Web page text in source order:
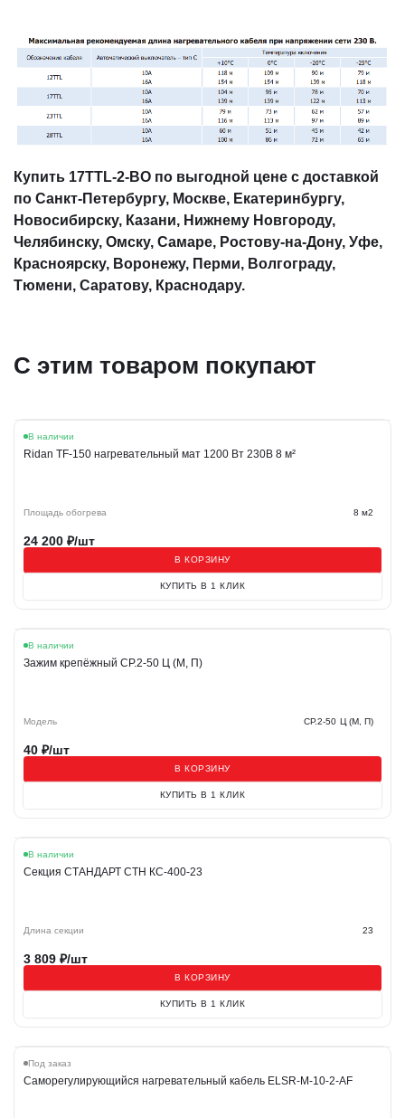
Купить 17TTL-2-BO по выгодной цене с доставкой
по Санкт-Петербургу, Москве, Екатеринбургу,
Новосибирску, Казани, Нижнему Новгороду,
Челябинску, Омску, Самаре, Ростову-на-Дону, Уфе,
Красноярску, Воронежу, Перми, Волгограду,
Тюмени, Саратову, Краснодару.
С этим товаром покупают
В наличии
Ridan TF-150 нагревательный мат 1200 Вт 230В 8 м²
Площадь обогрева 8 м2
24 200 ₽/шт
В КОРЗИНУ
КУПИТЬ В 1 КЛИК
В наличии
Зажим крепёжный СР.2-50 Ц (М, П)
Модель СР.2-50 Ц (М, П)
40 ₽/шт
В КОРЗИНУ
КУПИТЬ В 1 КЛИК
В наличии
Секция СТАНДАРТ СТН КС-400-23
Длина секции 23
3 809 ₽/шт
В КОРЗИНУ
КУПИТЬ В 1 КЛИК
Хит
Под заказ
Саморегулирующийся нагревательный кабель ELSR-M-10-2-AF